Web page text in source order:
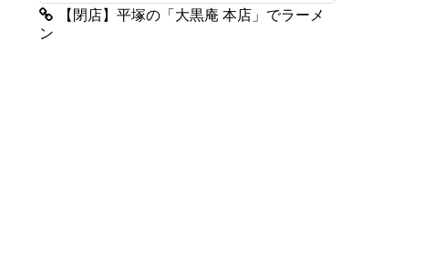
【閉店】平塚の「大黒庵 本店」でラーメ
ン